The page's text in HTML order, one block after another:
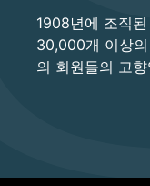
1908년에 조직
30,000개 이상
의 회원들의 고